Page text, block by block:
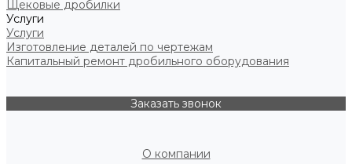
Щековые дробилки
Услуги
Услуги
Изготовление деталей по чертежам
Капитальный ремонт дробильного оборудования
Заказать звонок
О компании